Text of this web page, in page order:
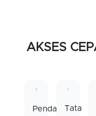
AKSES
Pendaftaran
Tata